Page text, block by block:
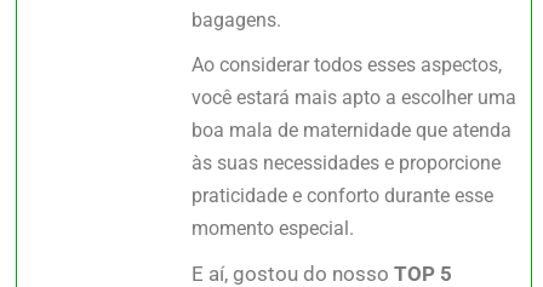
bagagens.
Ao considerar todos esses aspectos,
você estará mais apto a escolher uma
boa mala de maternidade que atenda
às suas necessidades e proporcione
praticidade e conforto durante esse
momento especial.
E aí, gostou do nossoTOP 5